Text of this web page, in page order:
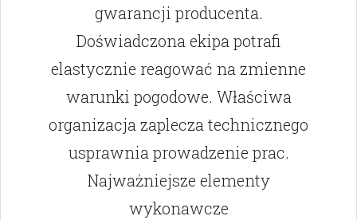
gwarancji producenta.
Doświadczona ekipa potrafi
elastycznie reagować na zmienne
warunki pogodowe. Właściwa
organizacja zaplecza technicznego
usprawnia prowadzenie prac.
Najważniejsze elementy
wykonawcze